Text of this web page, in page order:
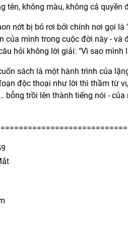
tên, không màu, không cả quyền
nớt bị bỏ rơi bởi chính nơi gọi là
của mình trong cuộc đời này - và
hỏi không lời giải: "Vì sao mình
sách là một hành trình của
độc thoại như lời thì thầm từ
trồi lên thành tiếng nói -